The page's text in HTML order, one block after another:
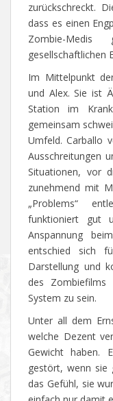
zurückschreckt.
dass es einen
Zombie-
gesellschaftlichen
Im Mittelpunkt
und Alex. Sie ist
Station im
gemeinsam
Umfeld. Carballo
Ausschreitungen
Situationen, vor
zunehmend mit
„Problems“
funktioniert gut
Anspannung
entschied sich
Darstellung und
des
System zu sein.
Unter all dem
welche Dezent
Gewicht haben.
gestört, wenn sie
das Gefühl, sie